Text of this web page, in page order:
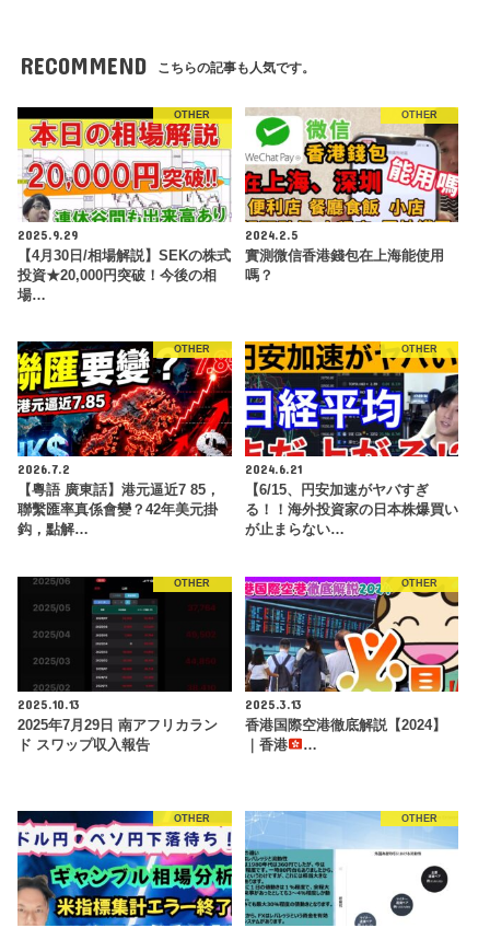
RECOMMEND こちらの記事も人気です。
OTHER
2025.9.29
【4月30日/相場解説】SEKの株式
投資★20,000円突破！今後の相
場…
OTHER
2024.2.5
實測微信香港錢包在上海能使用
嗎？
OTHER
2026.7.2
【粵語 廣東話】港元逼近7 85，
聯繫匯率真係會變？42年美元掛
鈎，點解…
OTHER
2024.6.21
【6/15、円安加速がヤバすぎ
る！！海外投資家の日本株爆買い
が止まらない…
OTHER
2025.10.13
2025年7月29日 南アフリカラン
ド スワップ収入報告
OTHER
2025.3.13
香港国際空港徹底解説【2024】
｜香港
…
OTHER OTHER